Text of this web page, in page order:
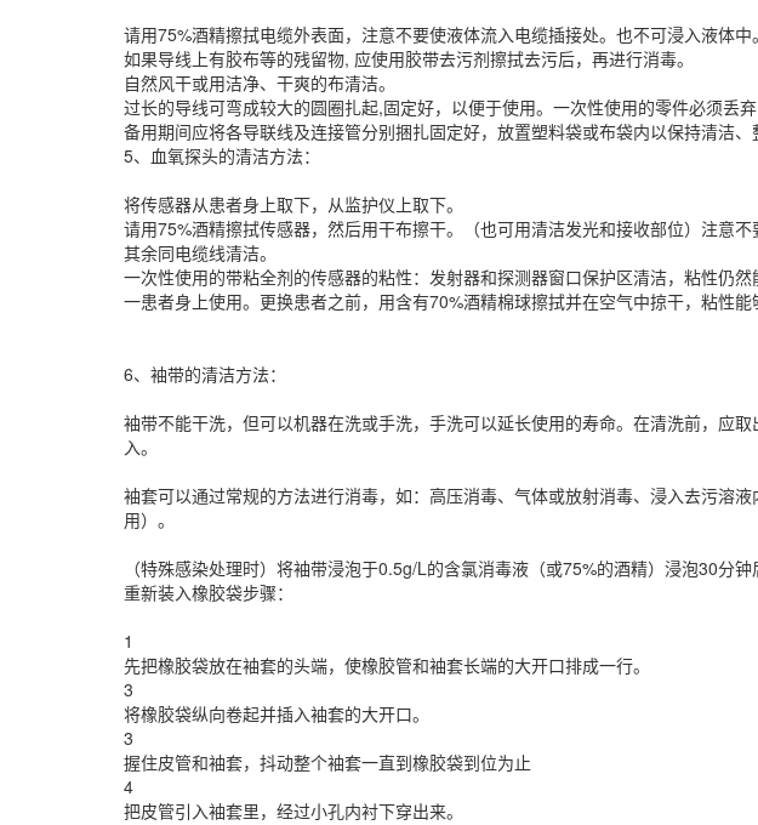
请用75%酒精擦拭电缆外表面，注意不要使液体流入电缆插接处。也不可浸入液体中。
如果导线上有胶布等的残留物, 应使用胶带去污剂擦拭去污后，再进行消毒。
自然风干或用洁净、干爽的布清洁。
过长的导线可弯成较大的圆圈扎起,固定好，以便于使用。一次性使用的零件必须丢弃
备用期间应将各导联线及连接管分别捆扎固定好，放置塑料袋或布袋内以保持清洁、
5、血氧探头的清洁方法：
将传感器从患者身上取下，从监护仪上取下。
请用75%酒精擦拭传感器，然后用干布擦干。（也可用清洁发光和接收部位）注意
其余同电缆线清洁。
一次性使用的带粘全剂的传感器的粘性：发射器和探测器窗口保护区清洁，粘性仍
一患者身上使用。更换患者之前，用含有70%酒精棉球擦拭并在空气中掠干，粘性能
6、袖带的清洁方法：
袖带不能干洗，但可以机器在洗或手洗，手洗可以延长使用的寿命。在清洗前，应
入。
袖套可以通过常规的方法进行消毒，如：高压消毒、气体或放射消毒、浸入去污溶
用）。
（特殊感染处理时）将袖带浸泡于0.5g/L的含氯消毒液（或75%的酒精）浸泡30分
重新装入橡胶袋步骤：
1
先把橡胶袋放在袖套的头端，使橡胶管和袖套长端的大开口排成一行。
3
将橡胶袋纵向卷起并插入袖套的大开口。
3
握住皮管和袖套，抖动整个袖套一直到橡胶袋到位为止
4
把皮管引入袖套里，经过小孔内衬下穿出来。